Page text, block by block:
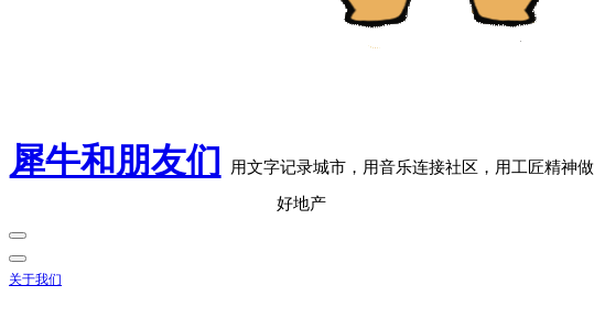
犀牛和朋友们 用文字记录城市，用音乐连接社区，用工匠精神做
好地产
关于我们